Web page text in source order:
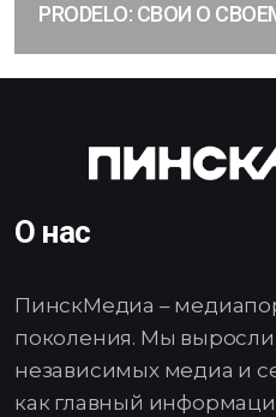
PRODELO: СВОИ О
О нас
ПинскМедиа –
поколения. Мы выросли
независимых медиа и
как главный